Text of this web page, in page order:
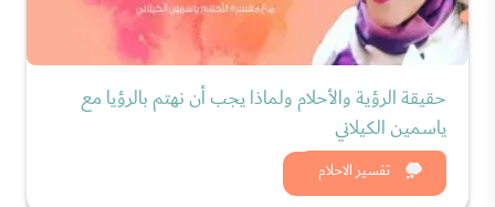
تفسير الاحلام
حقيقة الرؤية والأحلام ولماذا يجب أن نهتم بالرؤيا مع
ياسمين الكيلاني
شاهد الان